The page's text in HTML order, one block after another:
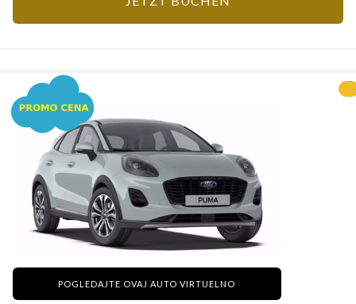
POGLEDAJTE OVAJ AUTO VIRTUELNO